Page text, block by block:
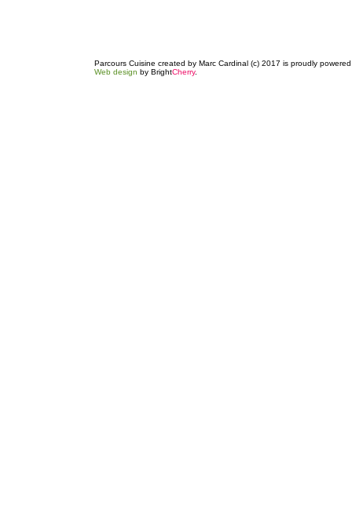
Parcours Cuisine created by Marc Cardinal (c) 2017 is proudly
Web design by BrightCherry.